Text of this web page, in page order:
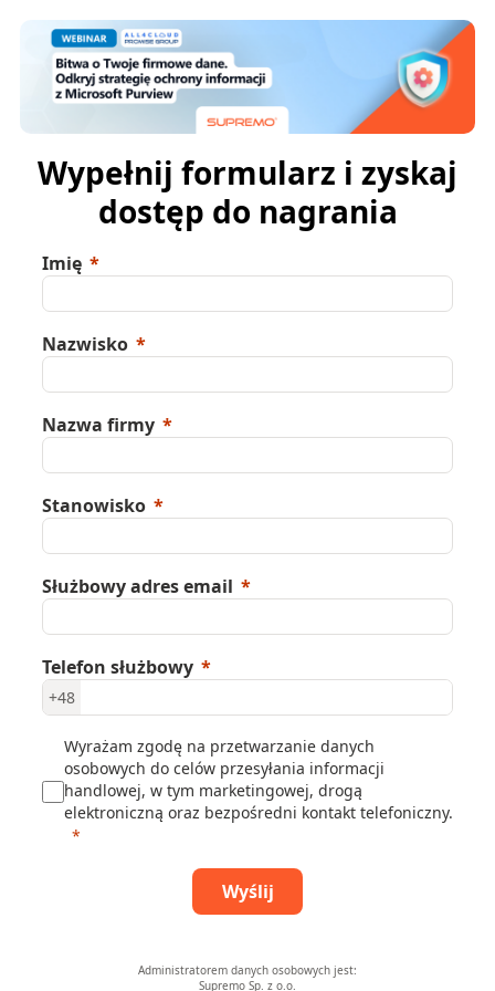
Wypełnij formularz i zyskaj
dostęp do nagrania
Imię
Nazwisko
Nazwa firmy
Stanowisko
Służbowy adres email
Telefon służbowy
+48
Wyrażam zgodę na przetwarzanie danych
osobowych do celów przesyłania informacji
handlowej, w tym marketingowej, drogą
elektroniczną oraz bezpośredni kontakt telefoniczny.
Wyślij
Administratorem danych osobowych jest:
Supremo Sp. z o.o.